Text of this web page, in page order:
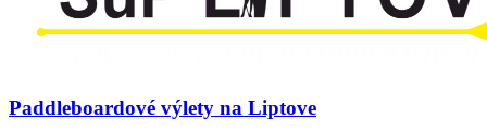
Paddleboardové výlety na Liptove